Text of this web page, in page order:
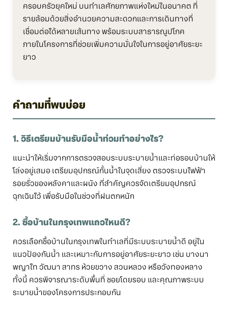
ครอบครัวยุคใหม่ บนทำเลศักยภาพแห่งใหม่ในอนาคต ที่
รายล้อมด้วยสิ่งอำนวยความสะดวกและการเดินทางที่
เชื่อมต่อได้หลายเส้นทาง พร้อมระบบสาธารณูปโภค
ภายในโครงการที่ช่วยเพิ่มความมั่นใจในการอยู่อาศัยระยะ
ยาว
คำถามที่พบบ่อย
1. วิธีเตรียมบ้านรับมือน้ำท่วมทำอย่างไร?
แนะนำให้เริ่มจากการตรวจสอบระบบระบายน้ำและท่อรอบบ้านให้
โล่งอยู่เสมอ เตรียมอุปกรณ์กั้นน้ำในจุดเสี่ยง ตรวจระบบไฟฟ้า
รอยรั่วของหลังคาและผนัง ที่สำคัญควรจัดเตรียมอุปกรณ์
ฉุกเฉินไว้ เพื่อรับมือในช่วงที่ฝนตกหนัก
2. ซื้อบ้านในกรุงเทพแถวไหนดี?
ควรเลือกซื้อบ้านในกรุงเทพในทำเลที่มีระบบระบายน้ำดี อยู่ใน
แนวป้องกันน้ำ และเหมาะกับการอยู่อาศัยระยะยาว เช่น บางนา
พญาไท วัฒนา สาทร ห้วยขวาง สวนหลวง หรือวังทองหลาง
ทั้งนี้ ควรพิจารณาระดับพื้นที่ ซอยโดยรอบ และคุณภาพระบบ
ระบายน้ำของโครงการประกอบกัน